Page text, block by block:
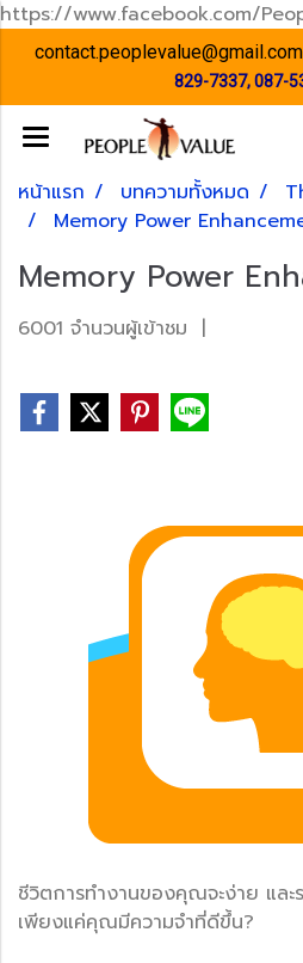
https://www.facebook.com/
contact.peoplevalue@gmail.com
829-7337,087-
หน้าแรก บทความทั้งหมด
Memory Power
Memory Power
6001 จำนวนผู้เข้าชม |
ชีวิตการทำงานของคุณจะง่าย และ
เพียงแค่คุณมีความจำที่ดีขึ้น?